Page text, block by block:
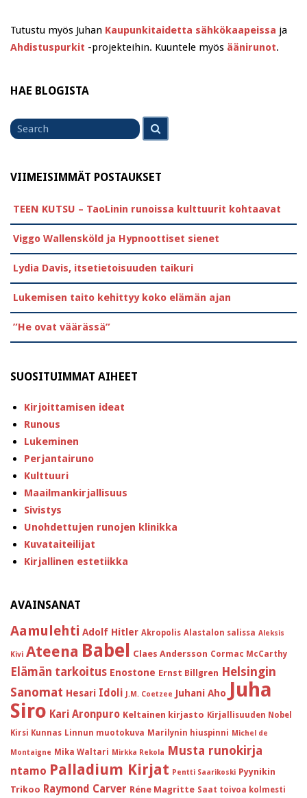
Tutustu myös Juhan Kaupunkitaidetta sähkökaapeissa ja
Ahdistuspurkit -projekteihin. Kuuntele myös äänirunot.
HAE BLOGISTA
Search
for
VIIMEISIMMÄT POSTAUKSET
TEEN KUTSU – TaoLinin runoissa kulttuurit kohtaavat
Viggo Wallensköld ja Hypnoottiset sienet
Lydia Davis, itsetietoisuuden taikuri
Lukemisen taito kehittyy koko elämän ajan
”He ovat väärässä”
SUOSITUIMMAT AIHEET
Kirjoittamisen ideat
Runous
Lukeminen
Perjantairuno
Kulttuuri
Maailmankirjallisuus
Sivistys
Unohdettujen runojen klinikka
Kuvataiteilijat
Kirjallinen estetiikka
AVAINSANAT
Aamulehti Adolf Hitler Akropolis Alastalon salissa Aleksis
Kivi Ateena Babel Claes Andersson Cormac McCarthy
Elämän tarkoitus Enostone Ernst Billgren Helsingin
Sanomat Hesari Idoli J.M. Coetzee Juhani Aho Juha
Siro Kari Aronpuro Keltainen kirjasto Kirjallisuuden Nobel
Kirsi Kunnas Linnun muotokuva Marilynin hiuspinni Michel de
Montaigne Mika Waltari Mirkka Rekola Musta runokirja
ntamo Palladium Kirjat Pentti Saarikoski Pyynikin
Trikoo Raymond Carver Réne Magritte Saat toivoa kolmesti